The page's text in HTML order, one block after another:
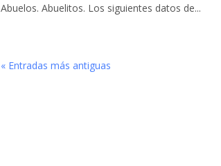
Abuelos. Abuelitos. Los siguientes datos de...
« Entradas más antiguas